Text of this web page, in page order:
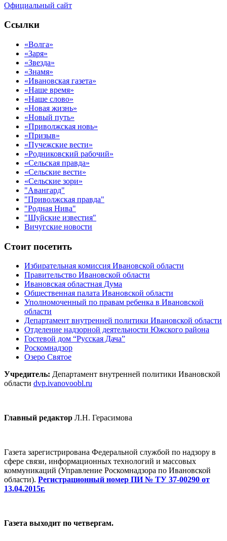
Официальный сайт
Ссылки
«Волга»
«Заря»
«Звезда»
«Знамя»
«Ивановская газета»
«Наше время»
«Наше слово»
«Новая жизнь»
«Новый путь»
«Приволжская новь»
«Призыв»
«Пучежские вести»
«Родниковский рабочий»
«Сельская правда»
«Сельские вести»
«Сельские зори»
"Авангард"
"Приволжская правда"
"Родная Нива"
"Шуйские известия"
Вичугские новости
Стоит посетить
Избирательная комиссия Ивановской области
Правительство Ивановской области
Ивановская областная Дума
Общественная палата Ивановской области
Уполномоченный по правам ребенка в Ивановской
области
Департамент внутренней политики Ивановской области
Отделение надзорной деятельности Южского района
Гостевой дом “Русская Дача”
Роскомнадзор
Озеро Святое
Учредитель: Департамент внутренней политики Ивановской
области dvp.ivanovoobl.ru
Главный редактор Л.Н. Герасимова
Газета зарегистрирована Федеральной службой по надзору в
сфере связи, информационных технологий и массовых
коммуникаций (Управление Роскомнадзора по Ивановской
области). Регистрационный номер ПИ № ТУ 37-00290 от
13.04.2015г.
Газета выходит по четвергам.